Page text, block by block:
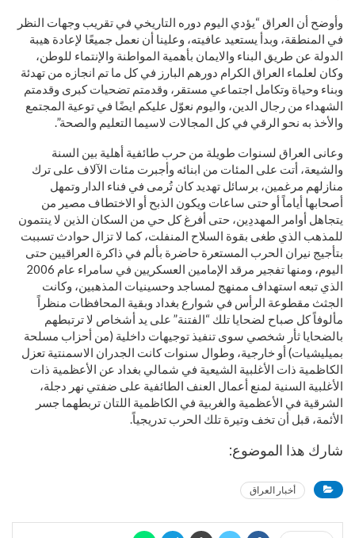
وأوضح أن العراق “يؤدي اليوم دوره التاريخي في تقريب وجهات النظر
في المنطقة، وبدأ يستعيد عافيته، وعلينا أن نعمل جميعًا لإعادة هيبة
الدولة عن طريق البناء والايمان بأهمية المواطنة والإنتماء للوطن،
وكان لعلماء العراق الكرام دورهم البارز في كل ما تم انجازه من تهدئة
وبناء وحياة وتكامل اجتماعي مستقر، وقدمتم تضحيات كبرى وقدمتم
الشهداء من رجال الدين، واليوم نعوّل عليكم ايضًا في توعية المجتمع
والأخذ به نحو الرقي في كل المجالات لاسيما التعليم والصحة”.
وعانى العراق لسنوات طويلة من حرب طائفية أهلية بين السنة
والشيعة، أتت على المئات من ابنائه وأجبرت مئات الآلاف على ترك
منازلهم مرغمين، برسائل تهديد كان تُرمى في فناء الدار وتمهل
أصحابها أياماً أو حتى ساعات ويكون الذبح أو الاختطاف مصير من
يتجاهل أوامر المهددِين، حتى أفرغ كل حي من السكان الذين لا ينتمون
للمذهب الذي طغى بقوة السلاح المنفلت، كما لا تزال حوادث تسببت
بتأجيج نيران الحرب المستعرة حاضرة بألم في ذاكرة العراقيين حتى
اليوم، ومنها تفجير مرقد الإمامين العسكريين في سامراء عام 2006
الذي تبعه استهداف ممنهج لمساجد وحسينيات المذهبين، وكانت
الجثث مقطوعة الرأس في شوارع بغداد وبقية المحافظات منظراً
مألوفاً كل صباح لضحايا تلك “الفتنة” على يد أشخاص لا ترتبطهم
بالضحايا ثأر شخصي سوى تنفيذ توجيهات داخلية (من أحزاب مسلحة
بميليشيات) أو خارجية، وطوال سنوات كانت الجدران الاسمنتية تعزل
الكاظمية ذات الأغلبية الشيعية في شمالي بغداد عن الأعظمية ذات
الأغلبية السنية لمنع أعمال العنف الطائفية على ضفتي نهر دجلة،
الشرقية في الأعظمية والغربية في الكاظمية اللتان تربطهما جسر
الأئمة، قبل أن تخف وتيرة تلك الحرب تدريجياً.
شارك هذا الموضوع:
أخبار العراق